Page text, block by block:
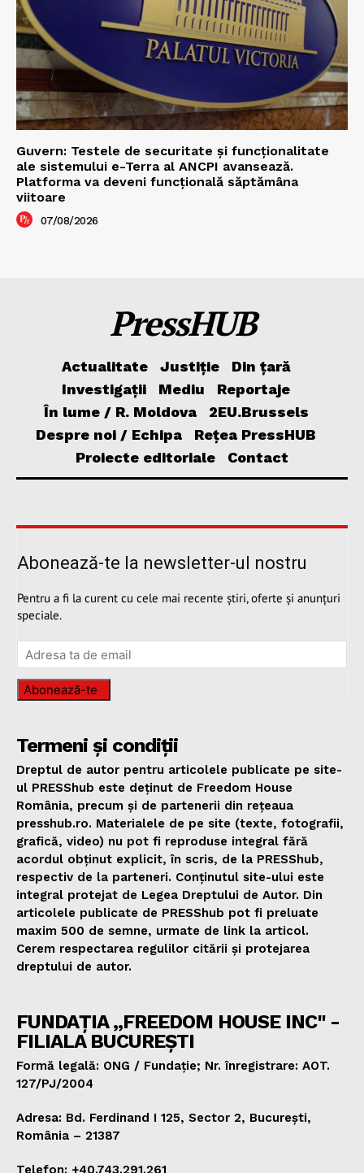
Guvern: Testele de securitate și funcționalitate
ale sistemului e-Terra al ANCPI avansează.
Platforma va deveni funcțională săptămâna
viitoare
07/08/2026
PressHUB
Actualitate Justiție
Din țară
Investigații
Mediu
Reportaje
În lume / R. Moldova
2EU.Brussels
Despre noi / Echipa
Rețea PressHUB
Proiecte editoriale
Contact
Abonează-te la newsletter-ul nostru
Pentru a fi la curent cu cele mai recente știri, oferte și anunțuri
speciale.
Abonează-te
Termeni și condiții
Dreptul de autor pentru articolele publicate pe site-
ul PRESShub este deținut de Freedom House
România, precum și de partenerii din rețeaua
presshub.ro. Materialele de pe site (texte, fotografii,
grafică, video) nu pot fi reproduse integral fără
acordul obținut explicit, în scris, de la PRESShub,
respectiv de la parteneri. Conținutul site-ului este
integral protejat de Legea Dreptului de Autor. Din
articolele publicate de PRESShub pot fi preluate
maxim 500 de semne, urmate de link la articol.
Cerem respectarea regulilor citării și protejarea
dreptului de autor.
FUNDAȚIA „FREEDOM HOUSE INC" -
FILIALA BUCUREȘTI
Formă legală: ONG / Fundație; Nr. înregistrare: AOT.
127/PJ/2004
Adresa: Bd. Ferdinand I 125, Sector 2, București,
România – 21387
Telefon: +40.743.291.261